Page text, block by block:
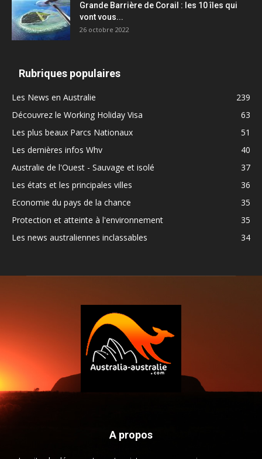
Grande Barrière de Corail : les 10 îles qui
vont vous...
26 octobre 2022
Rubriques populaires
Les News en Australie
239
Découvrez le Working Holiday Visa
63
Les plus beaux Parcs Nationaux
51
Les dernières infos Whv
40
Australie de l'Ouest - Sauvage et isolé
37
Les états et les principales villes
36
Economie du pays de la chance
35
Protection et atteinte à l'environnement
35
Les news australiennes inclassables
34
A propos